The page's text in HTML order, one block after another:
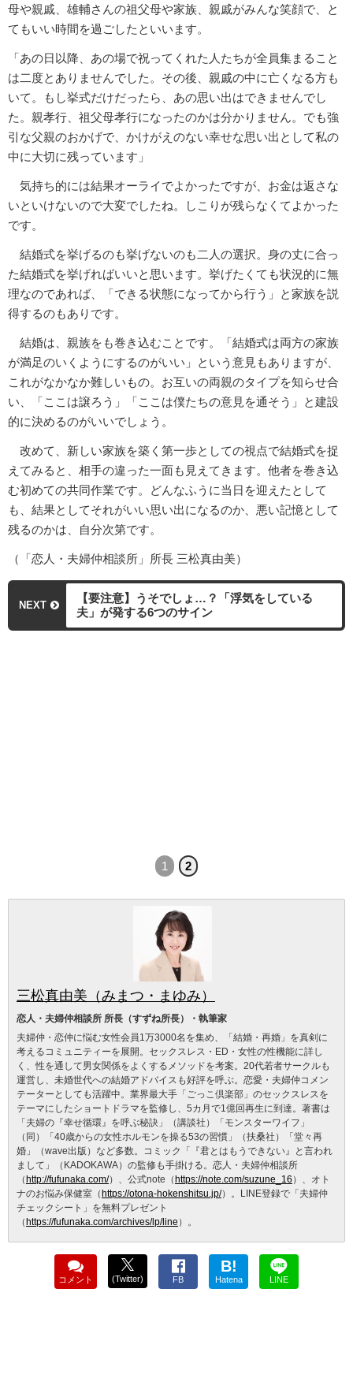
母や親戚、雄輔さんの祖父母や家族、親戚がみんな笑顔で、と
てもいい時間を過ごしたといいます。
「あの日以降、あの場で祝ってくれた人たちが全員集まること
は二度とありませんでした。その後、親戚の中に亡くなる方も
いて。もし挙式だけだったら、あの思い出はできませんでし
た。親孝行、祖父母孝行になったのかは分かりません。でも強
引な父親のおかげで、かけがえのない幸せな思い出として私の
中に大切に残っています」
気持ち的には結果オーライでよかったですが、お金は返さな
いといけないので大変でしたね。しこりが残らなくてよかった
です。
結婚式を挙げるのも挙げないのも二人の選択。身の丈に合っ
た結婚式を挙げればいいと思います。挙げたくても状況的に無
理なのであれば、「できる状態になってから行う」と家族を説
得するのもありです。
結婚は、親族をも巻き込むことです。「結婚式は両方の家族
が満足のいくようにするのがいい」という意見もありますが、
これがなかなか難しいもの。お互いの両親のタイプを知らせ合
い、「ここは譲ろう」「ここは僕たちの意見を通そう」と建設
的に決めるのがいいでしょう。
改めて、新しい家族を築く第一歩としての視点で結婚式を捉
えてみると、相手の違った一面も見えてきます。他者を巻き込
む初めての共同作業です。どんなふうに当日を迎えたとして
も、結果としてそれがいい思い出になるのか、悪い記憶として
残るのかは、自分次第です。
（「恋人・夫婦仲相談所」所長 三松真由美）
NEXT
【要注意】うそでしょ…？「浮気をしている
夫」が発する6つのサイン
1 2
三松真由美（みまつ・まゆみ）
恋人・夫婦仲相談所 所長（すずね所長）・執筆家
夫婦仲・恋仲に悩む女性会員1万3000名を集め、「結婚・再婚」を真剣に
考えるコミュニティーを展開。セックスレス・ED・女性の性機能に詳し
く、性を通して男女関係をよくするメソッドを考案。20代若者サークルも
運営し、未婚世代への結婚アドバイスも好評を呼ぶ。恋愛・夫婦仲コメン
テーターとしても活躍中。業界最大手「ごっこ倶楽部」のセックスレスを
テーマにしたショートドラマを監修し、5カ月で1億回再生に到達。著書は
「夫婦の『幸せ循環』を呼ぶ秘訣」（講談社）「モンスターワイフ」
（同）「40歳からの女性ホルモンを操る53の習慣」（扶桑社）「堂々再
婚」（wave出版）など多数。コミック「『君とはもうできない』と言われ
まして」（KADOKAWA）の監修も手掛ける。恋人・夫婦仲相談所
（http://fufunaka.com/）、公式note（https://note.com/suzune_16 ）、オト
ナのお悩み保健室（https://otona-hokenshitsu.jp/）。LINE登録で「夫婦仲
チェックシート」を無料プレゼント
（https://fufunaka.com/archives/lp/line ）。
コメント (Twitter) FB
B!
Hatena LINE